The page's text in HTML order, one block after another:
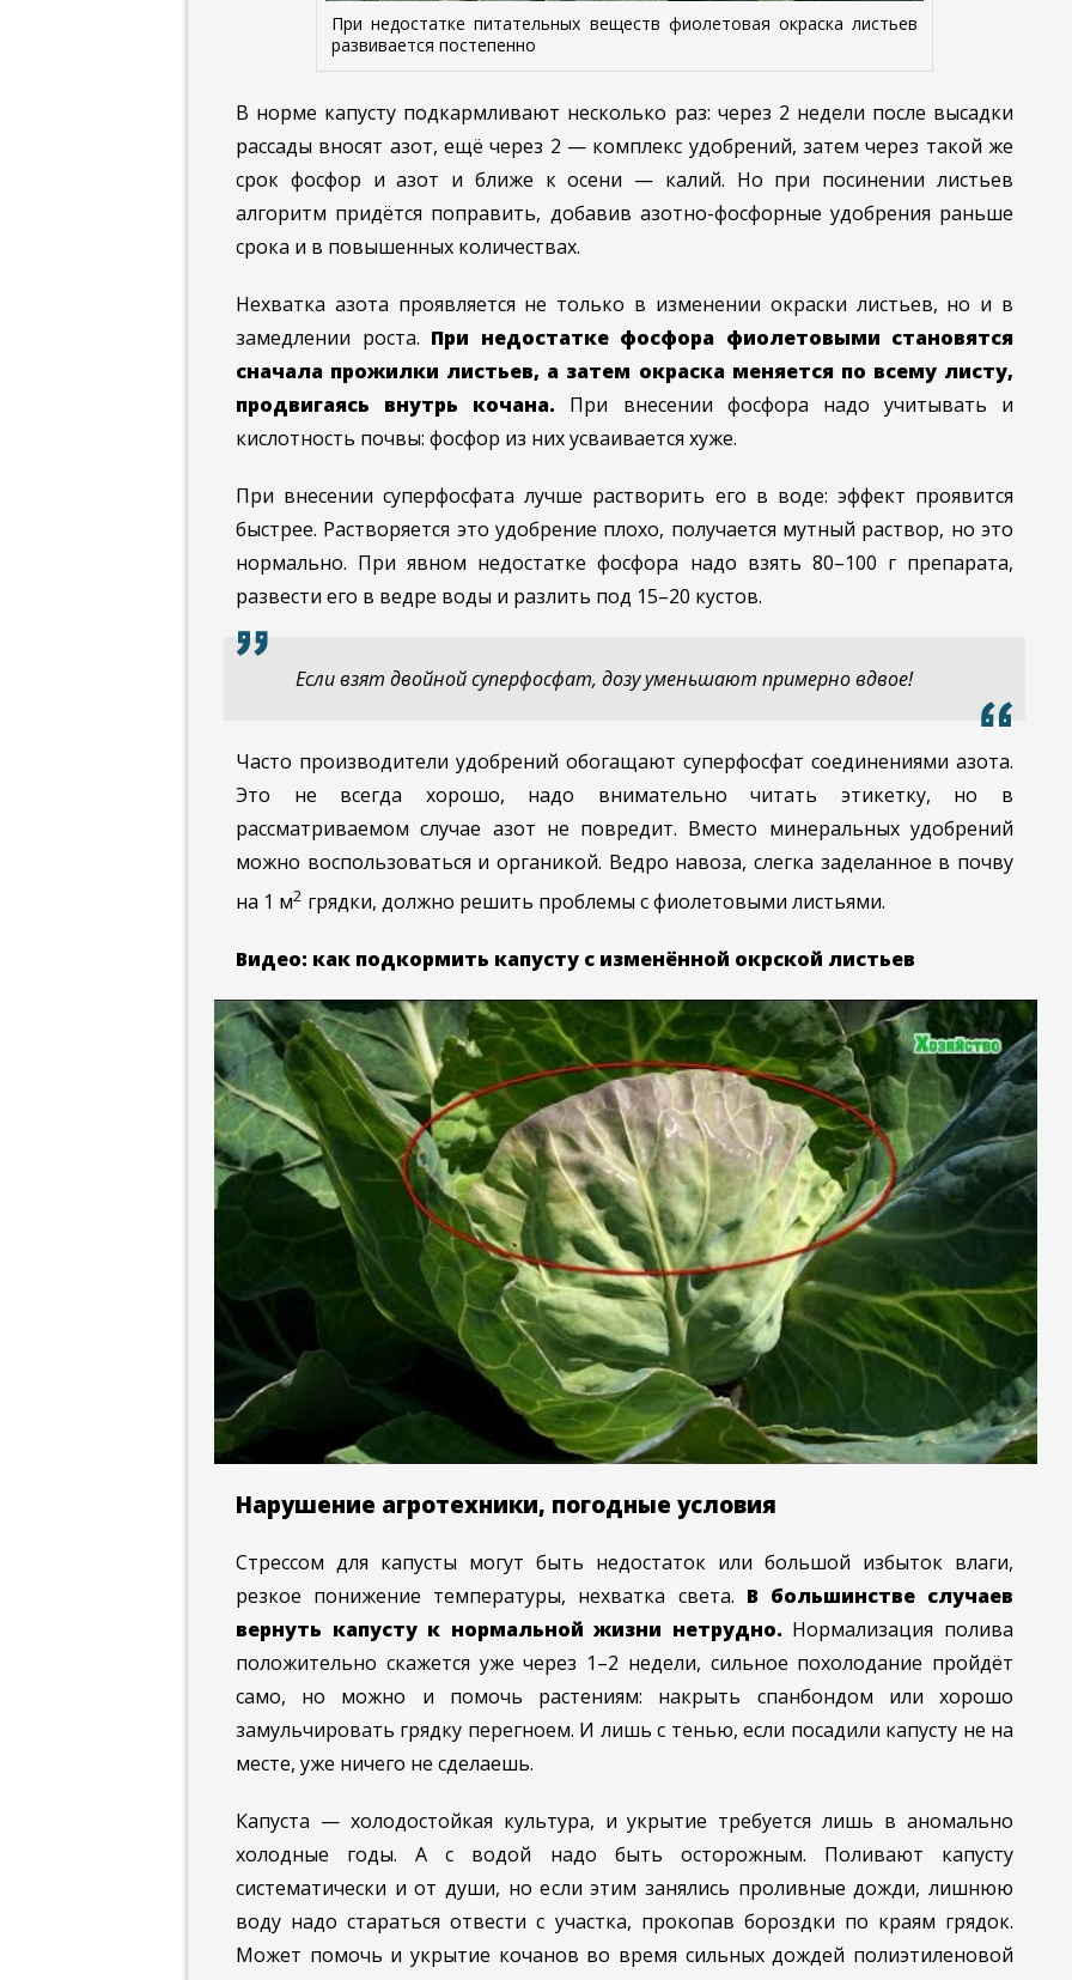
При недостатке питательных веществ фиолетовая окраска листьев
развивается постепенно
В норме капусту подкармливают несколько раз: через 2 недели после высадки
рассады вносят азот, ещё через 2 — комплекс удобрений, затем через такой же
срок фосфор и азот и ближе к осени — калий. Но при посинении листьев
алгоритм придётся поправить, добавив азотно-фосфорные удобрения раньше
срока и в повышенных количествах.
Нехватка азота проявляется не только в изменении окраски листьев, но и в
замедлении роста. При недостатке фосфора фиолетовыми становятся
сначала прожилки листьев, а затем окраска меняется по всему листу,
продвигаясь внутрь кочана. При внесении фосфора надо учитывать и
кислотность почвы: фосфор из них усваивается хуже.
При внесении суперфосфата лучше растворить его в воде: эффект проявится
быстрее. Растворяется это удобрение плохо, получается мутный раствор, но это
нормально. При явном недостатке фосфора надо взять 80–100 г препарата,
развести его в ведре воды и разлить под 15–20 кустов.
Если взят двойной суперфосфат, дозу уменьшают примерно вдвое!
Часто производители удобрений обогащают суперфосфат соединениями азота.
Это не всегда хорошо, надо внимательно читать этикетку, но в
рассматриваемом случае азот не повредит. Вместо минеральных удобрений
можно воспользоваться и органикой. Ведро навоза, слегка заделанное в почву
на 1 м2 грядки, должно решить проблемы с фиолетовыми листьями.
Видео: как подкормить капусту с изменённой окрской листьев
Нарушение агротехники, погодные условия
Стрессом для капусты могут быть недостаток или большой избыток влаги,
резкое понижение температуры, нехватка света. В большинстве случаев
вернуть капусту к нормальной жизни нетрудно. Нормализация полива
положительно скажется уже через 1–2 недели, сильное похолодание пройдёт
само, но можно и помочь растениям: накрыть спанбондом или хорошо
замульчировать грядку перегноем. И лишь с тенью, если посадили капусту не на
месте, уже ничего не сделаешь.
Капуста — холодостойкая культура, и укрытие требуется лишь в аномально
холодные годы. А с водой надо быть осторожным. Поливают капусту
систематически и от души, но если этим занялись проливные дожди, лишнюю
воду надо стараться отвести с участка, прокопав бороздки по краям грядок.
Может помочь и укрытие кочанов во время сильных дождей полиэтиленовой